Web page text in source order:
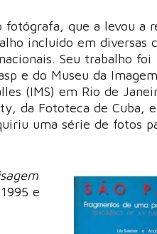
fotógrafa, que a levou a
incluído em diversas
Seu trabalho foi
e do Museu da
(IMS) em Rio de
da Fototeca de Cuba,
uma série de fotos
e